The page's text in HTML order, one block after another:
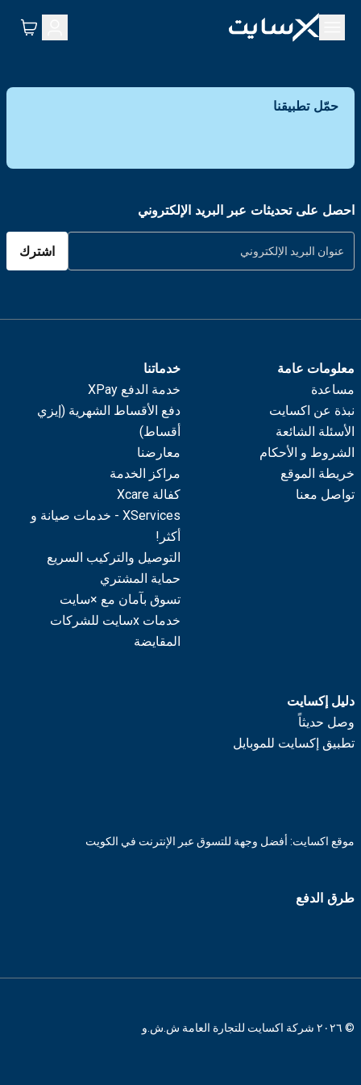
حمّل تطبيقنا
احصل على تحديثات عبر البريد الإلكتروني
اشترك
معلومات عامة
مساعدة
نبذة عن اكسايت
الأسئلة الشائعة
الشروط و الأحكام
خريطة الموقع
تواصل معنا
خدماتنا
خدمة الدفع XPay
دفع الأقساط الشهرية (إيزي
أقساط)
معارضنا
مراكز الخدمة
كفالة Xcare
XServices - خدمات صيانة و
أكثر!
التوصيل والتركيب السريع
حماية المشتري
تسوق بآمان مع ×سايت
خدمات xسايت للشركات
المقايضة
دليل إكسايت
وصل حديثاً
تطبيق إكسايت للموبايل
موقع اكسايت: أفضل وجهة للتسوق عبر الإنترنت في الكويت
طرق الدفع
© ٢٠٢٦ شركة اكسايت للتجارة العامة ش.ش.و